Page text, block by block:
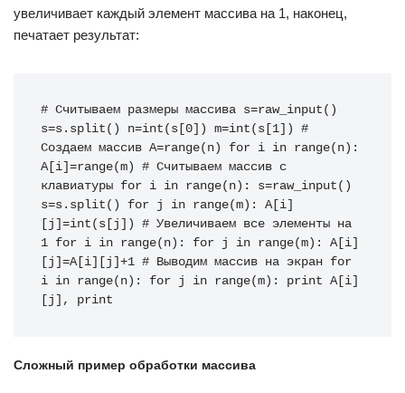
увеличивает каждый элемент массива на 1, наконец,
печатает результат:
# Считываем размеры массива s=raw_input()
s=s.split() n=int(s[0]) m=int(s[1]) #
Создаем массив A=range(n) for i in range(n):
A[i]=range(m) # Считываем массив с
клавиатуры for i in range(n): s=raw_input()
s=s.split() for j in range(m): A[i]
[j]=int(s[j]) # Увеличиваем все элементы на
1 for i in range(n): for j in range(m): A[i]
[j]=A[i][j]+1 # Выводим массив на экран for
i in range(n): for j in range(m): print A[i]
[j], print
Сложный пример обработки массива